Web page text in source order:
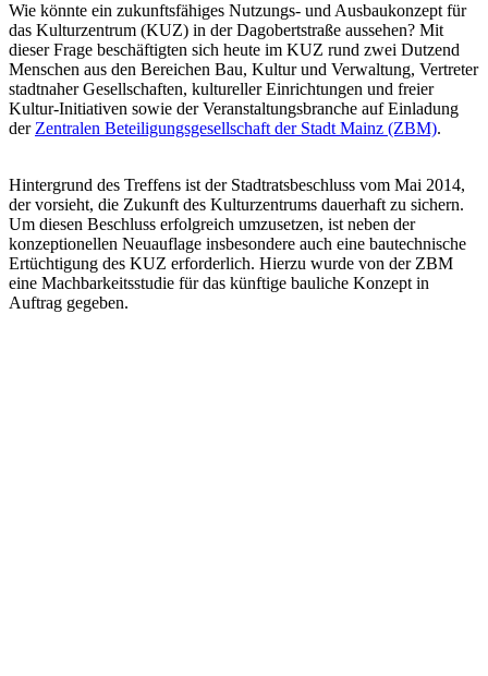
Wie könnte ein zukunftsfähiges Nutzungs- und Ausbaukonzept für
das Kulturzentrum (KUZ) in der Dagobertstraße aussehen? Mit
dieser Frage beschäftigten sich heute im KUZ rund zwei Dutzend
Menschen aus den Bereichen Bau, Kultur und Verwaltung, Vertreter
stadtnaher Gesellschaften, kultureller Einrichtungen und freier
Kultur-Initiativen sowie der Veranstaltungsbranche auf Einladung
der Zentralen Beteiligungsgesellschaft der Stadt Mainz (ZBM).
Hintergrund des Treffens ist der Stadtratsbeschluss vom Mai 2014,
der vorsieht, die Zukunft des Kulturzentrums dauerhaft zu sichern.
Um diesen Beschluss erfolgreich umzusetzen, ist neben der
konzeptionellen Neuauflage insbesondere auch eine bautechnische
Ertüchtigung des KUZ erforderlich. Hierzu wurde von der ZBM
eine Machbarkeitsstudie für das künftige bauliche Konzept in
Auftrag gegeben.